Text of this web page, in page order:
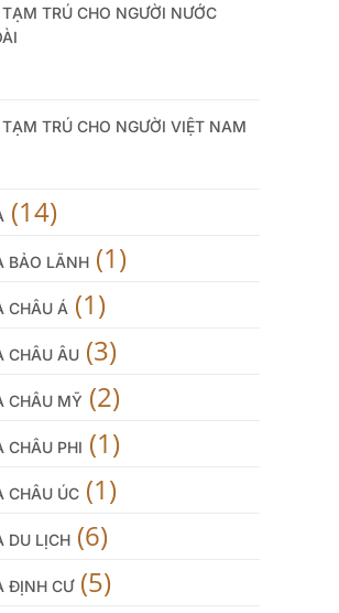
TRÚ CHO NGƯỜI NƯỚC
TẠM TRÚ CHO NGƯỜI VIỆT NAM
(14)
BẢO LÃNH (1)
CHÂU Á (1)
CHÂU ÂU (3)
CHÂU MỸ (2)
CHÂU PHI (1)
CHÂU ÚC (1)
DU LỊCH (6)
ĐỊNH CƯ(5)